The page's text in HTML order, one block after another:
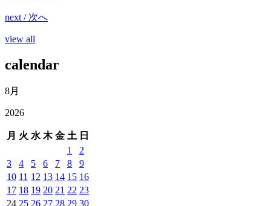
next / 次へ
view all
calendar
8月
2026
月 火 水 木 金 土 日
1
2
3
4 5 6 7 8
9
10 11 12 13 14 15 16
17 18 19 20 21 22 23
24 25 26 27 28 29 30